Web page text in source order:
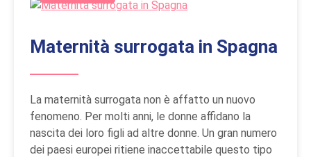
Maternità surrogata in Spagna
La maternità surrogata non è affatto un nuovo
fenomeno. Per molti anni, le donne affidano la
nascita dei loro figli ad altre donne. Un gran numero
dei paesi europei ritiene inaccettabile questo tipo